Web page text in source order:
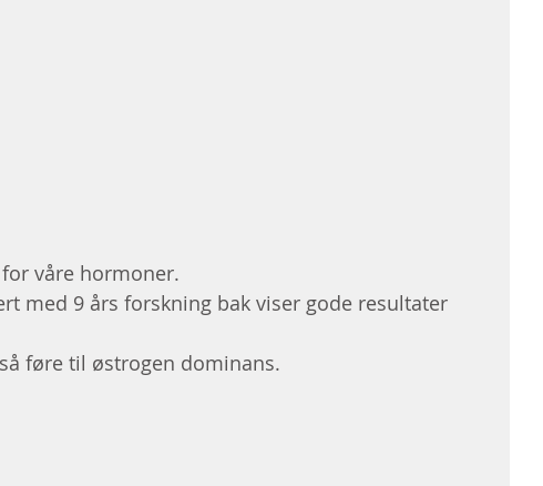
våre hormoner.
med 9 års forskning bak viser gode resultater
føre til østrogen dominans.